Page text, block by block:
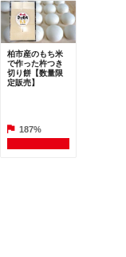
柏市産のもち米
で作った杵つき
切り餅【数量限
定販売】
187%